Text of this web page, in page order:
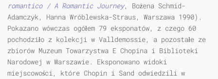
romantico / A Romantic Journey, Bożena Schmid-
Adamczyk, Hanna Wróblewska-Straus, Warszawa 1990).
Pokazano wówczas ogółem 79 eksponatów, z czego 60
pochodziło z kolekcji w Valldemossie, a pozostałe ze
zbiorów Muzeum Towarzystwa E Chopina i Biblioteki
Narodowej w Warszawie. Eksponowano widoki
miejscowości, które Chopin i Sand odwiedzili w